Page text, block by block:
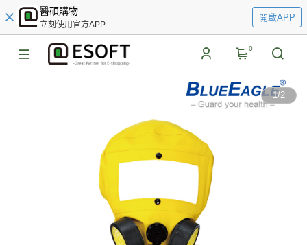
醫碩購物
立刻使用官方APP
開啟APP
0
1/2